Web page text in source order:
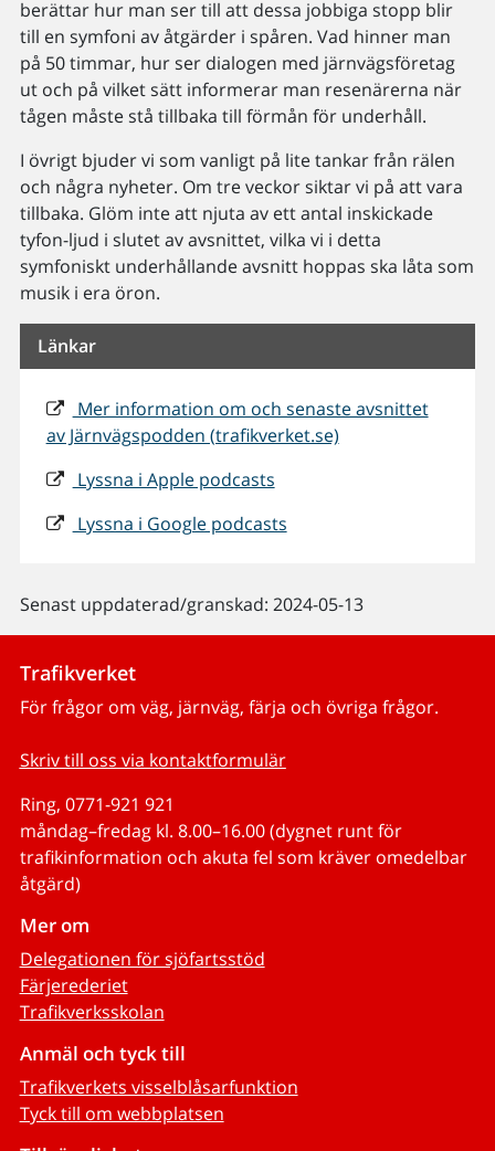
berättar hur man ser till att dessa jobbiga stopp blir
till en symfoni av åtgärder i spåren. Vad hinner man
på 50 timmar, hur ser dialogen med järnvägsföretag
ut och på vilket sätt informerar man resenärerna när
tågen måste stå tillbaka till förmån för underhåll.
I övrigt bjuder vi som vanligt på lite tankar från rälen
och några nyheter. Om tre veckor siktar vi på att vara
tillbaka. Glöm inte att njuta av ett antal inskickade
tyfon-ljud i slutet av avsnittet, vilka vi i detta
symfoniskt underhållande avsnitt hoppas ska låta som
musik i era öron.
Länkar
Mer information om och senaste avsnittet
av Järnvägspodden (trafikverket.se)
Lyssna i Apple podcasts
Lyssna i Google podcasts
Senast uppdaterad/granskad: 2024-05-13
Trafikverket
För frågor om väg, järnväg, färja och övriga frågor.
Skriv till oss via kontaktformulär
Ring, 0771-921 921
måndag–fredag kl. 8.00–16.00 (dygnet runt för
trafikinformation och akuta fel som kräver omedelbar
åtgärd)
Mer om
Delegationen för sjöfartsstöd
Färjerederiet
Trafikverksskolan
Anmäl och tyck till
Trafikverkets visselblåsarfunktion
Tyck till om webbplatsen